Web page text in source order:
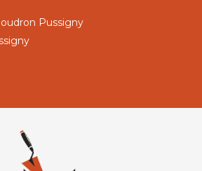
Pussigny